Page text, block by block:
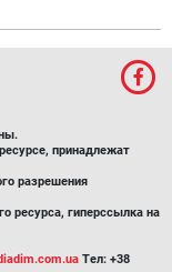
принадлежат
разрешения
ресурса, гиперссылка на
Тел: +38